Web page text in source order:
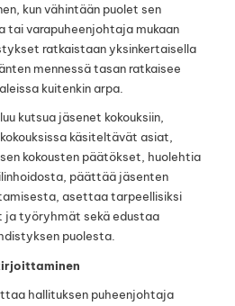
kun vähintään puolet sen
tai varapuheenjohtaja mukaan
ratkaistaan yksinkertaisella
mennessä tasan ratkaisee
kuitenkin arpa.
kutsua jäsenet kokouksiin,
käsiteltävät asiat,
kokousten päätökset, huolehtia
päättää jäsenten
asettaa tarpeellisiksi
ja työryhmät sekä edustaa
puolesta.
hallituksen puheenjohtaja